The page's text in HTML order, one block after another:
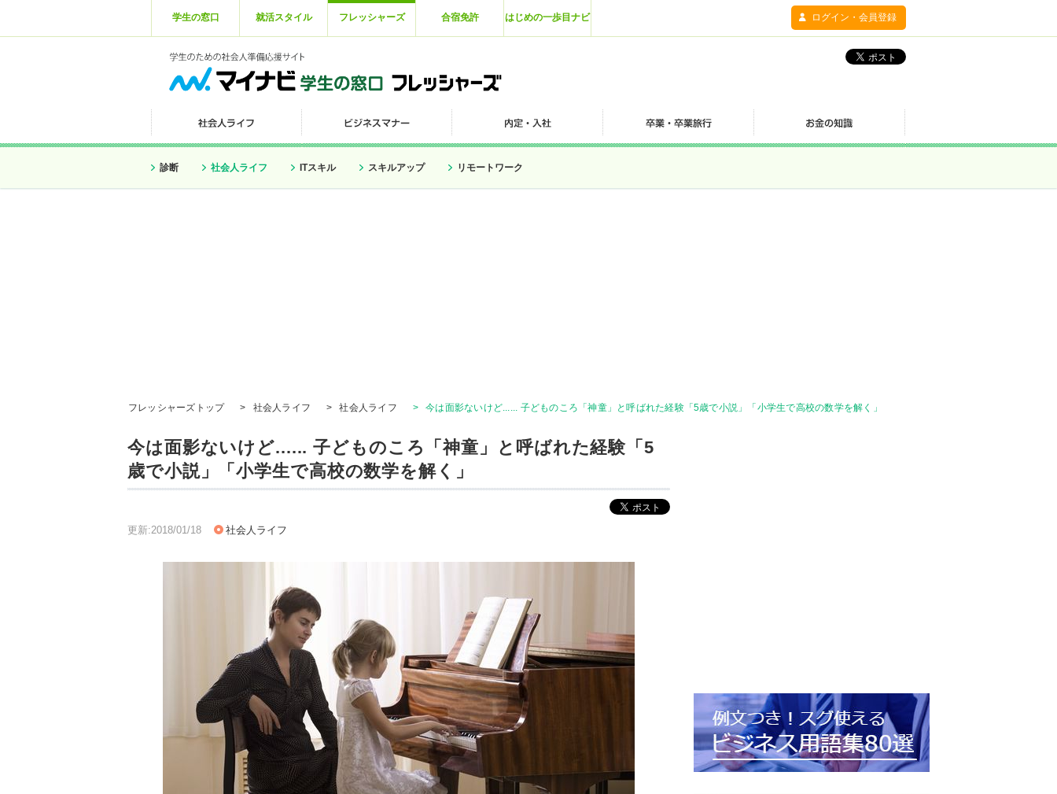
学生の窓口 就活スタイル フレッシャーズ 合宿免許 はじめの一歩目ナビ ログイン・会員登録
診断 社会人ライフ ITスキル スキルアップ リモートワーク
フレッシャーズトップ > 社会人ライフ > 社会人ライフ > 今は面影ないけど...... 子どものころ「神童」と呼ばれた経験「5歳で小説」「小学生で高校の数学を解く」
今は面影ないけど...... 子どものころ「神童」と呼ばれた経験「5
歳で小説」「小学生で高校の数学を解く」
更新:2018/01/18 社会人ライフ